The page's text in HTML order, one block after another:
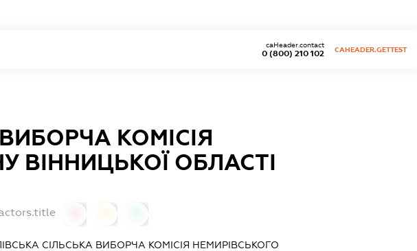
0 (800) 210 102
caHeader.contact
CAHEADER.GETTEST
КОМІСІЯ
ВІННИЦЬКОЇ ОБЛАСТІ
СІЛЬСЬКА ВИБОРЧА КОМІСІЯ НЕМИРІВСЬКОГО